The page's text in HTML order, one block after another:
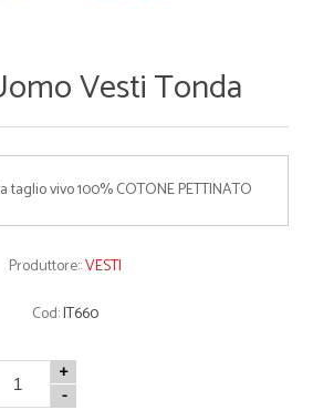
Vesti Tonda
vivo 100% COTONE PETTINATO
Produttore::VESTI
Cod:IT660
+
-